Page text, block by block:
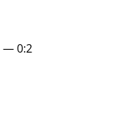
— 0:2